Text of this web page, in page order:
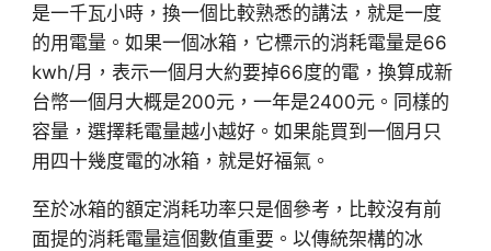
是一千瓦小時，換一個比較熟悉的講法，就是一度
的用電量。如果一個冰箱，它標示的消耗電量是66
kwh/月，表示一個月大約要掉66度的電，換算成新
台幣一個月大概是200元，一年是2400元。同樣的
容量，選擇耗電量越小越好。如果能買到一個月只
用四十幾度電的冰箱，就是好福氣。
至於冰箱的額定消耗功率只是個參考，比較沒有前
面提的消耗電量這個數值重要。以傳統架構的冰